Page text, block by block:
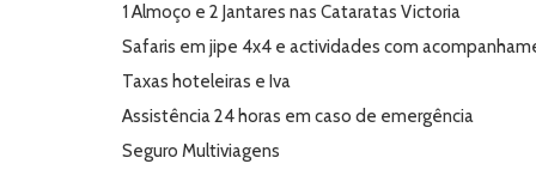
1 Almoço e 2 Jantares nas Cataratas Victoria
Safaris em jipe 4x4 e actividades com
Taxas hoteleiras e Iva
Assistência 24 horas em caso de emergência
Seguro Multiviagens